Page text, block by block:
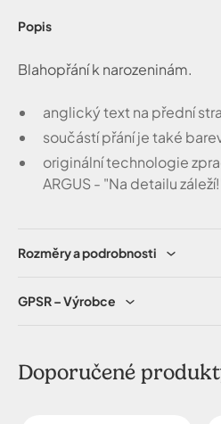
Popis
Blahopřání k narozeninám.
anglický text na přední
součástí přání je také
originální technologie
ARGUS - "Na detailu
Rozměry a podrobnosti
GPSR – Výrobce
Doporučené